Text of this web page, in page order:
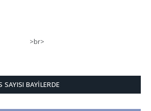
>br>
BAYILERDE